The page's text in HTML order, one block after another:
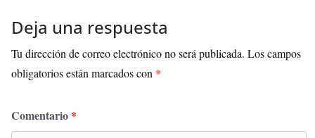
Deja una respuesta
Tu dirección de correo electrónico no será publicada. Los campos
obligatorios están marcados con *
Comentario *